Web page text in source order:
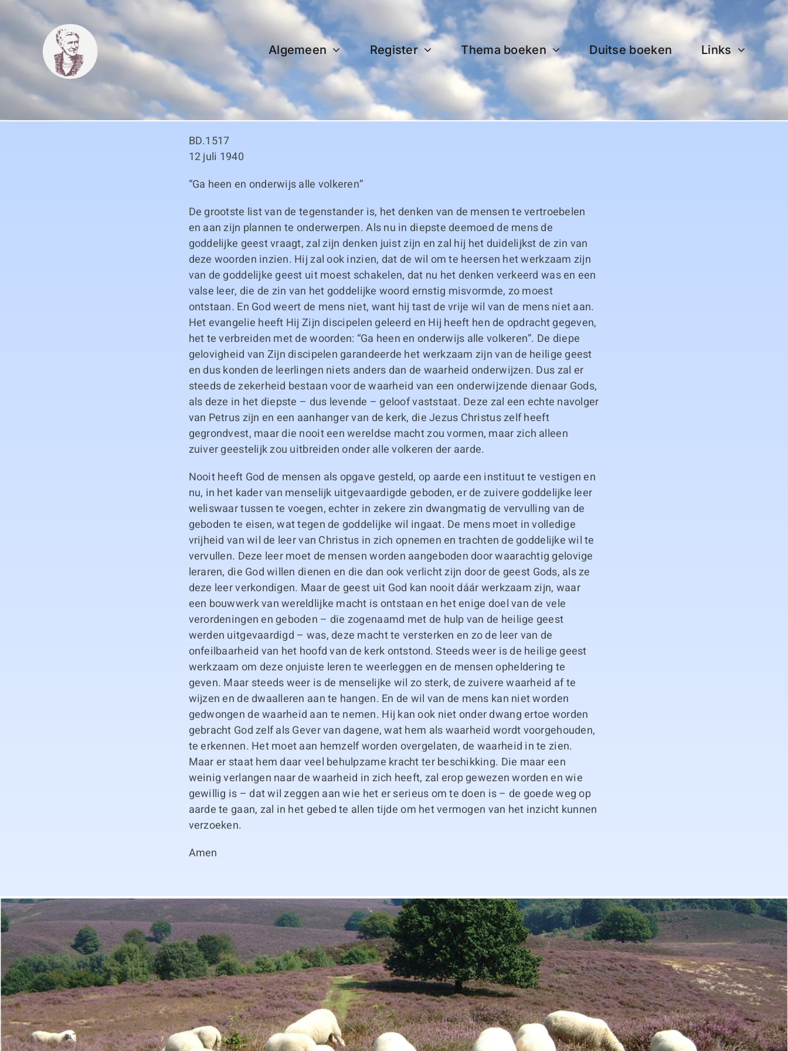
content
Algemeen Register Thema boeken Duitse boeken Links
BD.1517
12 juli 1940
“Ga heen en onderwijs alle volkeren”
De grootste list van de tegenstander is, het denken van de mensen te vertroebelen
en aan zijn plannen te onderwerpen. Als nu in diepste deemoed de mens de
goddelijke geest vraagt, zal zijn denken juist zijn en zal hij het duidelijkst de zin van
deze woorden inzien. Hij zal ook inzien, dat de wil om te heersen het werkzaam zijn
van de goddelijke geest uit moest schakelen, dat nu het denken verkeerd was en een
valse leer, die de zin van het goddelijke woord ernstig misvormde, zo moest
ontstaan. En God weert de mens niet, want hij tast de vrije wil van de mens niet aan.
Het evangelie heeft Hij Zijn discipelen geleerd en Hij heeft hen de opdracht gegeven,
het te verbreiden met de woorden: “Ga heen en onderwijs alle volkeren”. De diepe
gelovigheid van Zijn discipelen garandeerde het werkzaam zijn van de heilige geest
en dus konden de leerlingen niets anders dan de waarheid onderwijzen. Dus zal er
steeds de zekerheid bestaan voor de waarheid van een onderwijzende dienaar Gods,
als deze in het diepste – dus levende – geloof vaststaat. Deze zal een echte navolger
van Petrus zijn en een aanhanger van de kerk, die Jezus Christus zelf heeft
gegrondvest, maar die nooit een wereldse macht zou vormen, maar zich alleen
zuiver geestelijk zou uitbreiden onder alle volkeren der aarde.
Nooit heeft God de mensen als opgave gesteld, op aarde een instituut te vestigen en
nu, in het kader van menselijk uitgevaardigde geboden, er de zuivere goddelijke leer
weliswaar tussen te voegen, echter in zekere zin dwangmatig de vervulling van de
geboden te eisen, wat tegen de goddelijke wil ingaat. De mens moet in volledige
vrijheid van wil de leer van Christus in zich opnemen en trachten de goddelijke wil te
vervullen. Deze leer moet de mensen worden aangeboden door waarachtig gelovige
leraren, die God willen dienen en die dan ook verlicht zijn door de geest Gods, als ze
deze leer verkondigen. Maar de geest uit God kan nooit dáár werkzaam zijn, waar
een bouwwerk van wereldlijke macht is ontstaan en het enige doel van de vele
verordeningen en geboden – die zogenaamd met de hulp van de heilige geest
werden uitgevaardigd – was, deze macht te versterken en zo de leer van de
onfeilbaarheid van het hoofd van de kerk ontstond. Steeds weer is de heilige geest
werkzaam om deze onjuiste leren te weerleggen en de mensen opheldering te
geven. Maar steeds weer is de menselijke wil zo sterk, de zuivere waarheid af te
wijzen en de dwaalleren aan te hangen. En de wil van de mens kan niet worden
gedwongen de waarheid aan te nemen. Hij kan ook niet onder dwang ertoe worden
gebracht God zelf als Gever van dagene, wat hem als waarheid wordt voorgehouden,
te erkennen. Het moet aan hemzelf worden overgelaten, de waarheid in te zien.
Maar er staat hem daar veel behulpzame kracht ter beschikking. Die maar een
weinig verlangen naar de waarheid in zich heeft, zal erop gewezen worden en wie
gewillig is – dat wil zeggen aan wie het er serieus om te doen is – de goede weg op
aarde te gaan, zal in het gebed te allen tijde om het vermogen van het inzicht kunnen
verzoeken.
Amen